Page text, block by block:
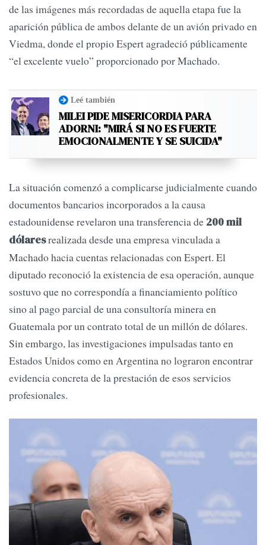
de las imágenes más recordadas de aquella etapa fue la
aparición pública de ambos delante de un avión privado en
Viedma, donde el propio Espert agradeció públicamente
“el excelente vuelo” proporcionado por Machado.
Leé también
MILEI PIDE MISERICORDIA PARA
ADORNI: "MIRÁ SI NO ES FUERTE
EMOCIONALMENTE Y SE SUICIDA"
La situación comenzó a complicarse judicialmente cuando
documentos bancarios incorporados a la causa
estadounidense revelaron una transferencia de 200 mil
dólaresrealizada desde una empresa vinculada a
Machado hacia cuentas relacionadas con Espert. El
diputado reconoció la existencia de esa operación, aunque
sostuvo que no correspondía a financiamiento político
sino al pago parcial de una consultoría minera en
Guatemala por un contrato total de un millón de dólares.
Sin embargo, las investigaciones impulsadas tanto en
Estados Unidos como en Argentina no lograron encontrar
evidencia concreta de la prestación de esos servicios
profesionales.